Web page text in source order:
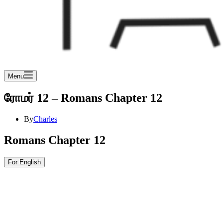
Menu
ரோமர் 12 – Romans Chapter 12
ByCharles
Romans Chapter 12
For English